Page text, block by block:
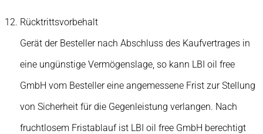
Rücktrittsvorbehalt
Gerät der Besteller nach Abschluss des Kaufvertrages in
eine ungünstige Vermögenslage, so kann LBI oil free
GmbH vom Besteller eine angemessene Frist zur Stellung
von Sicherheit für die Gegenleistung verlangen. Nach
fruchtlosem Fristablauf ist LBI oil free GmbH berechtigt